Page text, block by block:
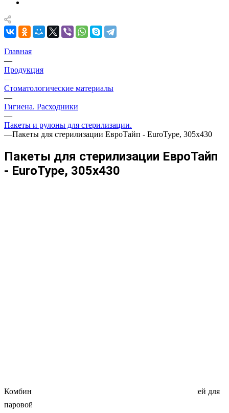
Главная
—
Продукция
—
Стоматологические материалы
—
Гигиена. Расходники
—
Пакеты и рулоны для стерилизации.
—Пакеты для стерилизации ЕвроТайп - EuroType, 305x430
Пакеты для стерилизации ЕвроТайп
- EuroType, 305x430
Комбинированные самоклеющиеся пакеты с индикацией для
паровой и газовой стерилизации